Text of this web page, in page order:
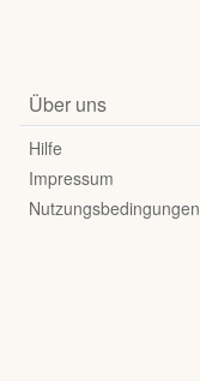
Über uns
Hilfe
Impressum
Nutzungsbedingungen